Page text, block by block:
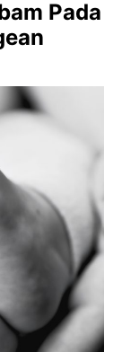
Pada